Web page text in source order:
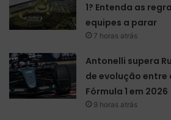
1? Entenda as
equipes a parar
7 horas atrás
Antonelli supera
de evolução entre
Fórmula 1 em 2026
9 horas atrás